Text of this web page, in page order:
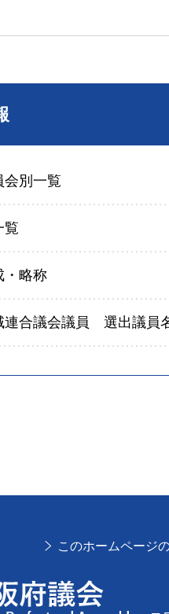
会別一覧
覧
・略称
連合議会議員 選出議員
このホームページ